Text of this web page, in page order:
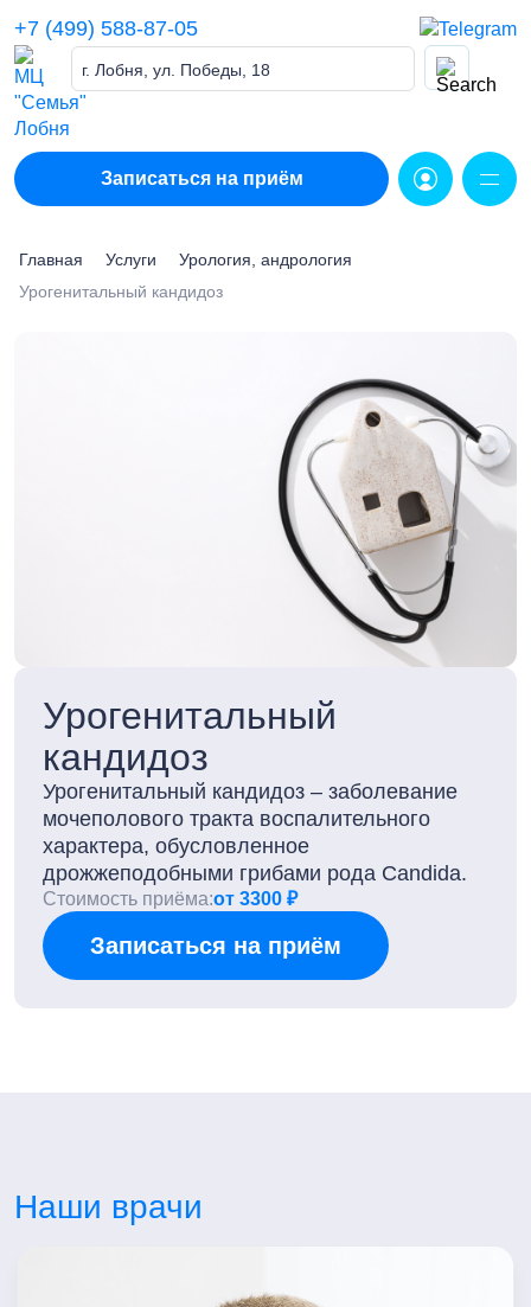
content
+7 (499) 588-87-05
г. Лобня, ул. Победы, 18
Записаться на приём
Главная Услуги
Урология, андрология
Урогенитальный кандидоз
Урогенитальный
кандидоз
Урогенитальный кандидоз – заболевание
мочеполового тракта воспалительного
характера, обусловленное
дрожжеподобными грибами рода Candida.
Стоимость приёма:от 3300 ₽
Записаться на приём
Наши врачи